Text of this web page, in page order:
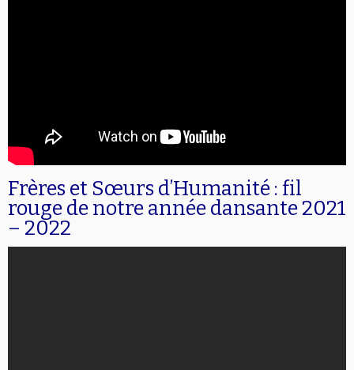
Frères et Sœurs d’Humanité : fil
rouge de notre année dansante 2021
– 2022